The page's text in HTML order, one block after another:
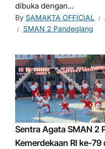
dibuka dengan...
By SAMAKTA OFFICIAL
SMAN 2 Pandeglang
Sentra Agata SMAN 2
Kemerdekaan RI ke-